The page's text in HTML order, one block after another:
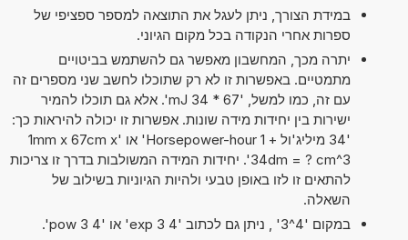
במידת הצורך, ניתן לעגל את התוצאה למספר ספציפי של
ספרות אחרי הנקודה בכל מקום הגיוני.
יתרה מכך, המחשבון מאפשר גם להשתמש בביטויים
מתמטיים. באפשרות זו לא רק שתוכלו לחשב שני מספרים זה
עם זה, כמו למשל, '67 * 34 mJ'. אלא גם תוכלו להמיר
ישירות בין יחידות מידה שונות. אפשרות זו יכולה להיראות כך:
'34 מיליג'ול + 1 Horsepower-hour' או '1mm x 67cm x
34dm = ? cm^3'. יחידות המידה המשולבות בדרך זו צריכות
להתאים זו לזו באופן טבעי ולהיות הגיוניות בשילוב של
השאלה.
במקום '4^3' , ניתן גם לכתוב '4 exp 3' או '4 pow 3'.